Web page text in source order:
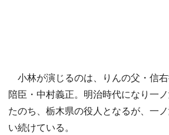
小林が演じるのは、りんの父・信
陪臣・中村義正。明治時代になり一
たのち、栃木県の役人となるが、一
い続けている。